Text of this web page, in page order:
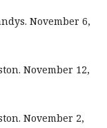
November 6,
November 12,
November 2,